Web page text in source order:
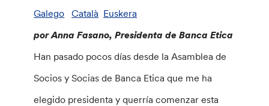
Galego Català Euskera
por Anna Fasano, Presidenta de Banca Etica
Han pasado pocos días desde la Asamblea de
Socios y Socias de Banca Etica que me ha
elegido presidenta y querría comenzar esta